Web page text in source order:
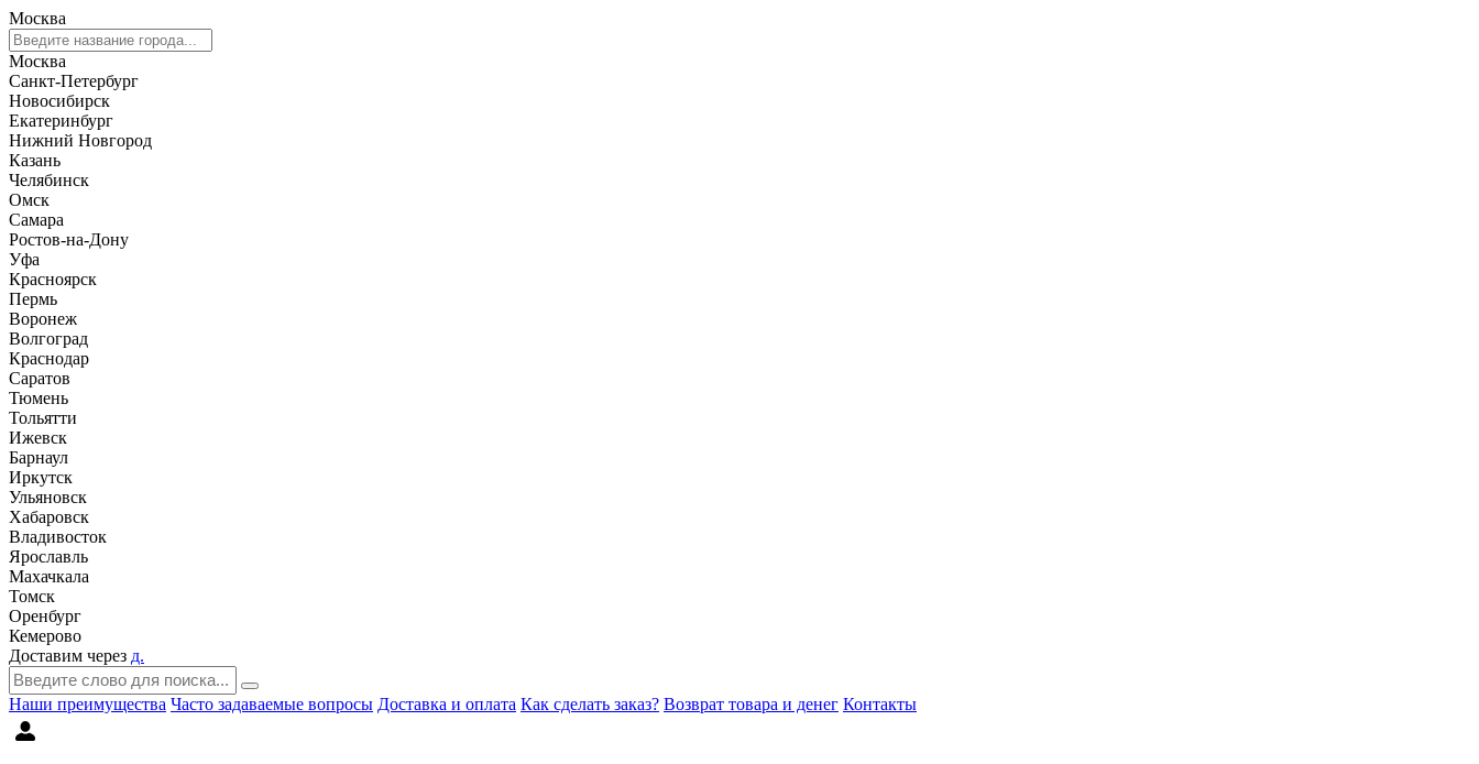
Москва
Москва
Санкт-Петербург
Новосибирск
Екатеринбург
Нижний Новгород
Казань
Челябинск
Омск
Самара
Ростов-на-Дону
Уфа
Красноярск
Пермь
Воронеж
Волгоград
Краснодар
Саратов
Тюмень
Тольятти
Ижевск
Барнаул
Иркутск
Ульяновск
Хабаровск
Владивосток
Ярославль
Махачкала
Томск
Оренбург
Кемерово
Доставим через д.
Наши преимущества Часто задаваемые вопросы Доставка и оплата Как сделать заказ? Возврат товара и денег Контакты